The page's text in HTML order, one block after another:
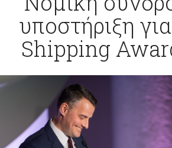
υποστήριξη
Shipping